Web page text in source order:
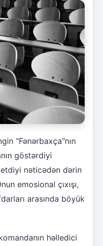
"Fənərbaxça"nın
göstərdiyi
nəticədən dərin
emosional çıxışı,
arasında böyük
həlledici